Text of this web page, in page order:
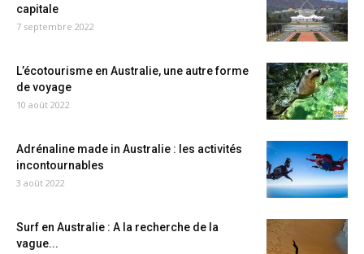
capitale
7 septembre 2022
L’écotourisme en Australie, une autre forme
de voyage
10 août 2022
Adrénaline made in Australie : les activités
incontournables
3 août 2022
Surf en Australie : A la recherche de la
vague...